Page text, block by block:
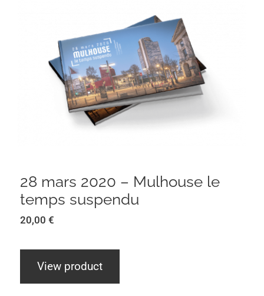
28 mars 2020 – Mulhouse le temps
suspendu
28 mars 2020 – Mulhouse le
temps suspendu
20,00€
View product